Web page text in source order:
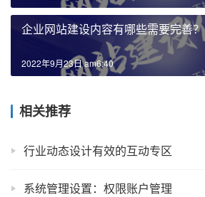
企业网站建设内容有哪些需要完善？
2022年9月23日 am6:40
相关推荐
行业动态设计有效的互动专区
系统管理设置：权限账户管理